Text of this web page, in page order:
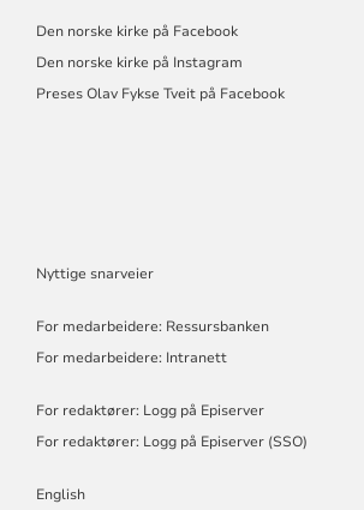
Den norske kirke på Facebook
Den norske kirke på Instagram
Preses Olav Fykse Tveit på Facebook
Nyttige snarveier
For medarbeidere: Ressursbanken
For medarbeidere: Intranett
For redaktører: Logg på Episerver
For redaktører: Logg på Episerver (SSO)
English